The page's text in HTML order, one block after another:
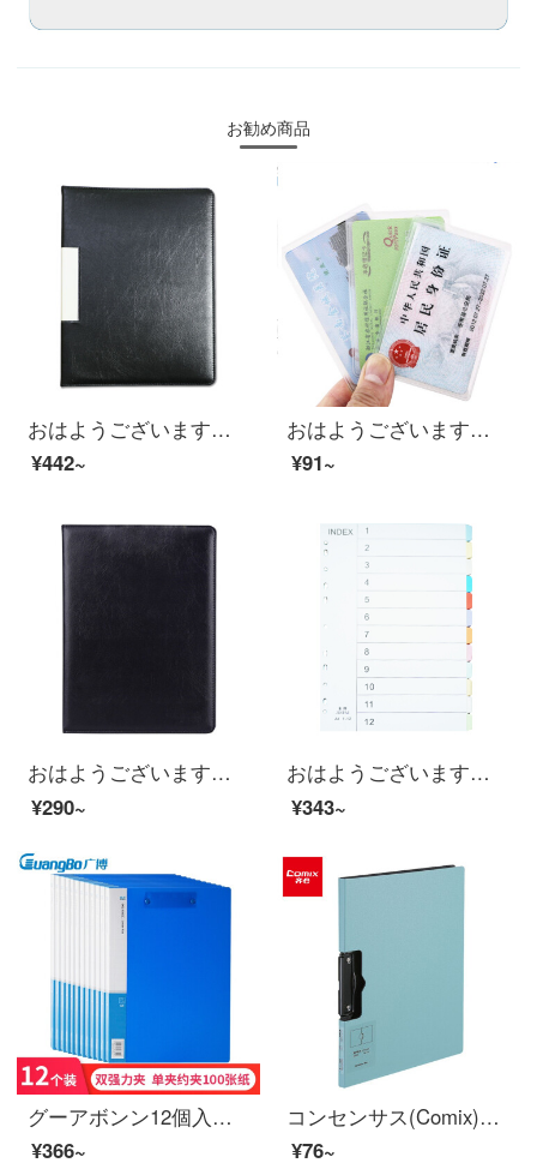
お勧め商品
おはようございます。A 480ページのコピー用のルーズリーフの書類のフォルダのページに革の楽譜を挟んで黒い色を挟みます。
¥442~
おはようございます。プラスチックカードセットの交通バスカードセットの銀行カードの身分証カバーの正面の透明な裏側の砂をひいて縦に30個の服を開けます。
¥91~
おはようございます。黒い皮の契約書です。契約書A 4ビジネス契約書のファイルには鉄のクリップが付いています。
¥290~
おはようございます。色分け紙索引紙A 4ページ余紙1-12ページ5セットです。
¥343~
グーアボンン12個入りPPダブル強力A 4フォルダーボード/ファイルホルダー/ファイルホルダーブルーA 2082
¥366~
コンセンサス(Comix)A 4シンプ横型折りたたみシートホルダー実用会議フォルダA 5328青
¥76~